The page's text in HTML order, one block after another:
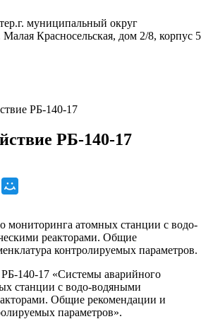
муниципальный округ
Красносельская, дом 2/8, корпус 5
РБ-140-17
РБ-140-17
мониторинга атомных станции с водо-
реакторами. Общие
контролируемых параметров.
140-17 «Системы аварийного
станции с водо-водяными
Общие рекомендации и
параметров».